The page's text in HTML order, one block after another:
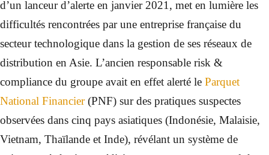
d’un lanceur d’alerte en janvier 2021, met en lumière les
difficultés rencontrées par une entreprise française du
secteur technologique dans la gestion de ses réseaux de
distribution en Asie. L’ancien responsable risk &
compliance du groupe avait en effet alerté le Parquet
National Financier(PNF) sur des pratiques suspectes
observées dans cinq pays asiatiques (Indonésie, Malaisie,
Vietnam, Thaïlande et Inde), révélant un système de